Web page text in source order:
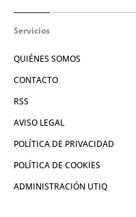
Servicios
QUIÉNES SOMOS
CONTACTO
RSS
AVISO LEGAL
POLÍTICA DE PRIVACIDAD
POLÍTICA DE COOKIES
ADMINISTRACIÓN UTIQ